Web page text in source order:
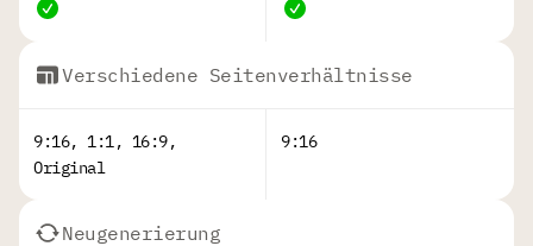
Verschiedene Seitenverhältnisse
9:16, 1:1, 16:9,
Original
9:16
Neugenerierung